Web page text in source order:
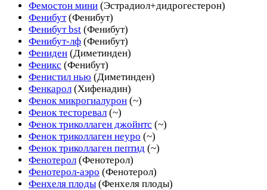
Фемостон мини (Эстрадиол+дидрогестерон)
Фенибут (Фенибут)
Фенибут bst (Фенибут)
Фенибут-лф (Фенибут)
Фениден (Диметинден)
Феникс (Фенибут)
Фенистил нью (Диметинден)
Фенкарол (Хифенадин)
Фенок микрогиалурон (~)
Фенок тесторевал (~)
Фенок триколлаген джойнтс (~)
Фенок триколлаген неуро (~)
Фенок триколлаген пептид (~)
Фенотерол (Фенотерол)
Фенотерол-аэро (Фенотерол)
Фенхеля плоды (Фенхеля плоды)